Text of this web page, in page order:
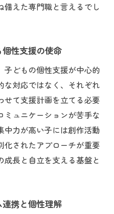
備えた専門職と言えるでし
性支援の使命
子どもの個性支援が中心的
な対応ではなく、それぞれ
せて支援計画を立てる必要
ュニケーションが苦手な
力が高い子には創作活動
化されたアプローチが重要
長と自立を支える基盤と
携と個性理解